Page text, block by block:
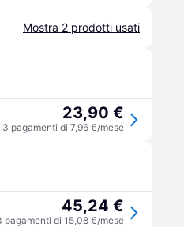
Mostra 2 prodotti usati
23,90 €
3 pagamenti di 7,96 €/mese
45,24 €
pagamenti di 15,08 €/mese